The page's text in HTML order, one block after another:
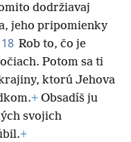
dodržiavaj
jeho pripomienky
18 Rob to, čo je
Potom sa ti
ktorú Jehova
+ Obsadíš ju
svojich
+